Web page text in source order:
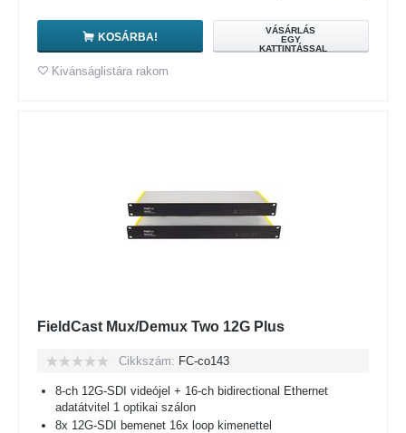
KOSÁRBA!
VÁSÁRLÁS
EGY
KATTINTÁSSAL
Kivánságlistára rakom
FieldCast Mux/Demux Two 12G Plus
Cikkszám: FC-co143
8-ch 12G-SDI videójel + 16-ch bidirectional Ethernet
adatátvitel 1 optikai szálon
8x 12G-SDI bemenet 16x loop kimenettel